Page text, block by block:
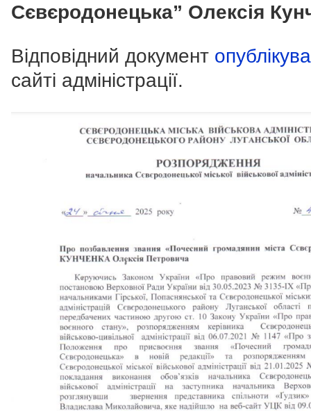
Сєвєродонецька” Олексія
Відповідний документ
сайті адміністрації.